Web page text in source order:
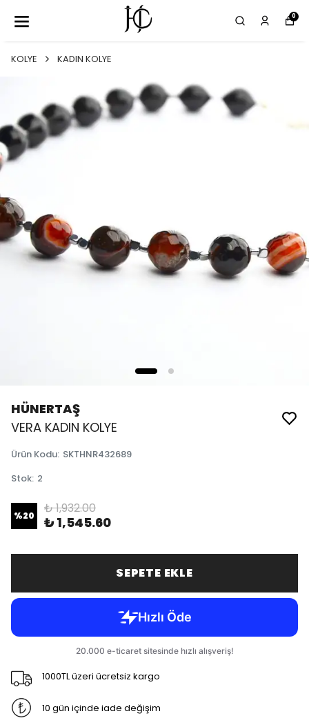
0
KOLYE KADIN KOLYE
HÜNERTAŞ
VERA KADIN KOLYE
Ürün Kodu: SKTHNR432689
Stok: 2
%20 ₺ 1,932.00
₺ 1,545.60
SEPETE EKLE
1000TL üzeri ücretsiz kargo
10 gün içinde iade değişim